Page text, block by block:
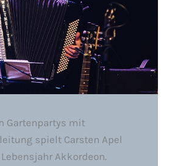
Gartenpartys mit
spielt Carsten Apel
Akkordeon.